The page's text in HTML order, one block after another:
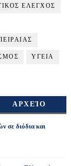
ΕΛΕΓΧΟΣ
ΥΓΕΙΑ
ΑΡΧΕΊΟ
σε διόδια και